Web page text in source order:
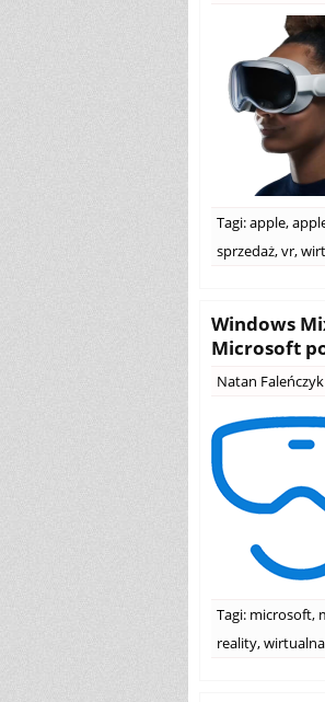
Tagi:apple,
sprzedaż,vr,
Windows
Microsoft
Natan Faleńczyk
Tagi: microsoft,
reality,